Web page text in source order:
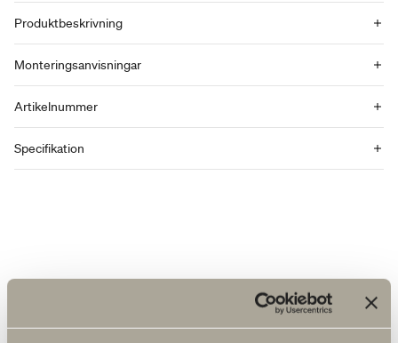
Produktbeskrivning
Monteringsanvisningar
Artikelnummer
Specifikation